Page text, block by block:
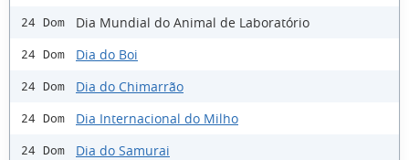
24 Dom Dia Mundial do Animal de Laboratório
24 Dom Dia do Boi
24 Dom Dia do Chimarrão
24 Dom Dia Internacional do Milho
24 Dom Dia do Samurai